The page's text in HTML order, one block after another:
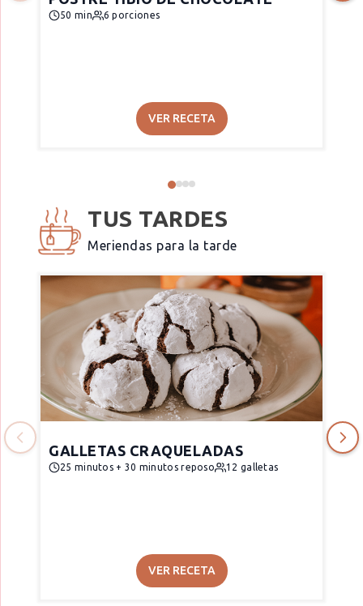
50 min 6 porciones
VER RECETA
TUS TARDES
Meriendas para la tarde
GALLETAS CRAQUELADAS
25 minutos + 30 minutos reposo 12 galletas
VER RECETA